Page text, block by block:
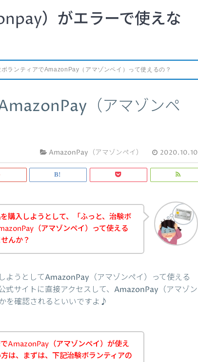
）がエラーで使えな
ボランティアでAmazonPay（アマゾンペイ）って使えるの？
（アマゾンペ
AmazonPay（アマゾンペイ） 2020.10.10
購入しようとして、「ふっと、治験ボ
（アマゾンペイ）って使える
んか？
ようとしてAmazonPay（アマゾンペイ）って使える
式サイトに直接アクセスして、AmazonPay（アマゾン
を確認されるといいですよ♪
AmazonPay（アマゾンペイ）が使え
は、まずは、下記治験ボランティアの